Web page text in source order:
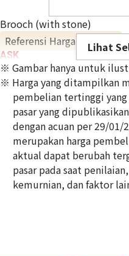
Brooch (with stone)
Referensi Harga Buyback
ASK
Lihat
※ Gambar hanya untuk
※ Harga yang ditampilkan
pembelian tertinggi
pasar yang
dengan acuan per 29/
merupakan harga
aktual dapat berubah
pasar pada saat
kemurnian, dan faktor